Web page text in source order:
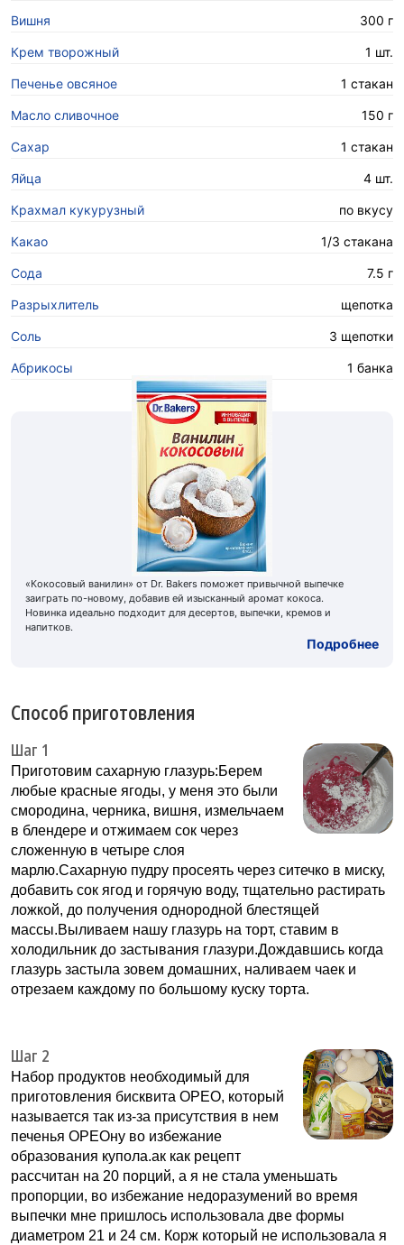
Вишня 300 г
Крем творожный 1 шт.
Печенье овсяное 1 стакан
Масло сливочное 150 г
Сахар 1 стакан
Яйца 4 шт.
Крахмал кукурузный по вкусу
Какао 1/3 стакана
Сода 7.5 г
Разрыхлитель щепотка
Соль 3 щепотки
Абрикосы 1 банка
«Кокосовый ванилин» от Dr. Bakers поможет привычной выпечке
заиграть по-новому, добавив ей изысканный аромат кокоса.
Новинка идеально подходит для десертов, выпечки, кремов и
напитков.
Подробнее
Способ приготовления
Шаг 1
Приготовим сахарную глазурь:Берем
любые красные ягоды, у меня это были
смородина, черника, вишня, измельчаем
в блендере и отжимаем сок через
сложенную в четыре слоя
марлю.Сахарную пудру просеять через ситечко в миску,
добавить сок ягод и горячую воду, тщательно растирать
ложкой, до получения однородной блестящей
массы.Выливаем нашу глазурь на торт, ставим в
холодильник до застывания глазури.Дождавшись когда
глазурь застыла зовем домашних, наливаем чаек и
отрезаем каждому по большому куску торта.
Шаг 2
Набор продуктов необходимый для
приготовления бисквита ОРЕО, который
называется так из-за присутствия в нем
печенья ОРЕОну во избежание
образования купола.ак как рецепт
рассчитан на 20 порций, а я не стала уменьшать
пропорции, во избежание недоразумений во время
выпечки мне пришлось использовала две формы
диаметром 21 и 24 см. Корж который не использовала я